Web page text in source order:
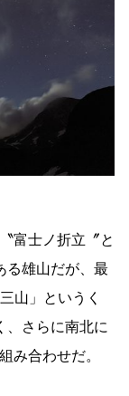
富士ノ折立〞と
る雄山だが、最
山」というく
、さらに南北に
み合わせだ。